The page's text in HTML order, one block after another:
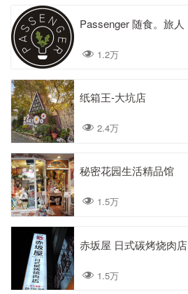
Passenger 随食。旅人
1.2万
纸箱王-大坑店
2.4万
秘密花园生活精品馆
1.5万
赤坂屋 日式碳烤烧肉店
1.5万